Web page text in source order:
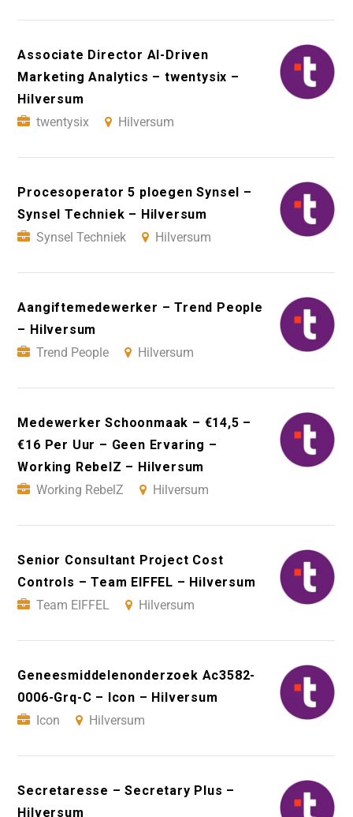
Associate Director AI-Driven
Marketing Analytics – twentysix –
Hilversum
twentysix
Hilversum
Procesoperator 5 ploegen Synsel –
Synsel Techniek – Hilversum
Synsel Techniek
Hilversum
Aangiftemedewerker – Trend People
– Hilversum
Trend People
Hilversum
Medewerker Schoonmaak – €14,5 –
€16 Per Uur – Geen Ervaring –
Working RebelZ – Hilversum
Working RebelZ
Hilversum
Senior Consultant Project Cost
Controls – Team EIFFEL – Hilversum
Team EIFFEL
Hilversum
Geneesmiddelenonderzoek Ac3582-
0006-Grq-C – Icon – Hilversum
Icon
Hilversum
Secretaresse – Secretary Plus –
Hilversum